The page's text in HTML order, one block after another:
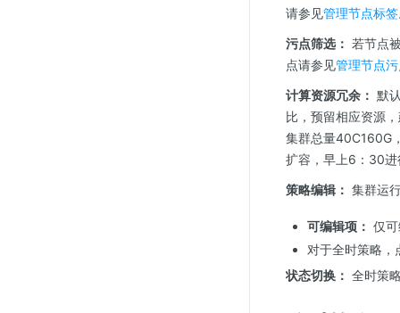
请参见管理节点标签
污点筛选： 若节点
点请参见管理节点
计算资源冗余： 默
比，预留相应资源
集群总量40C160G
扩容，早上6：30
策略编辑： 集群运
可编辑项： 仅
对于全时策略，
状态切换： 全时策